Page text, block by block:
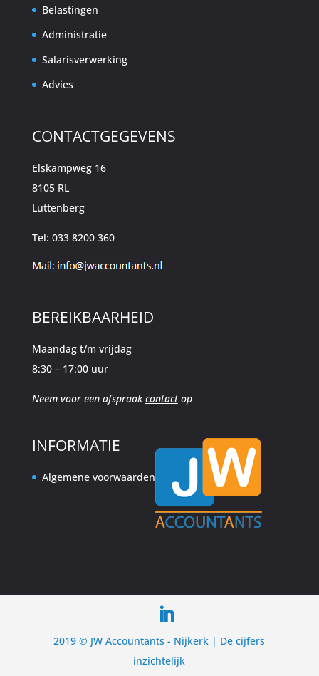
Belastingen
Administratie
Salarisverwerking
Advies
CONTACTGEGEVENS
Elskampweg 16
8105 RL
Luttenberg
Tel: 033 8200 360
BEREIKBAARHEID
Maandag t/m vrijdag
8:30 – 17:00 uur
Neem voor een afspraakcontactop
INFORMATIE
Algemene voorwaarden
2019 © JW Accountants - Nijkerk | De cijfers
inzichtelijk